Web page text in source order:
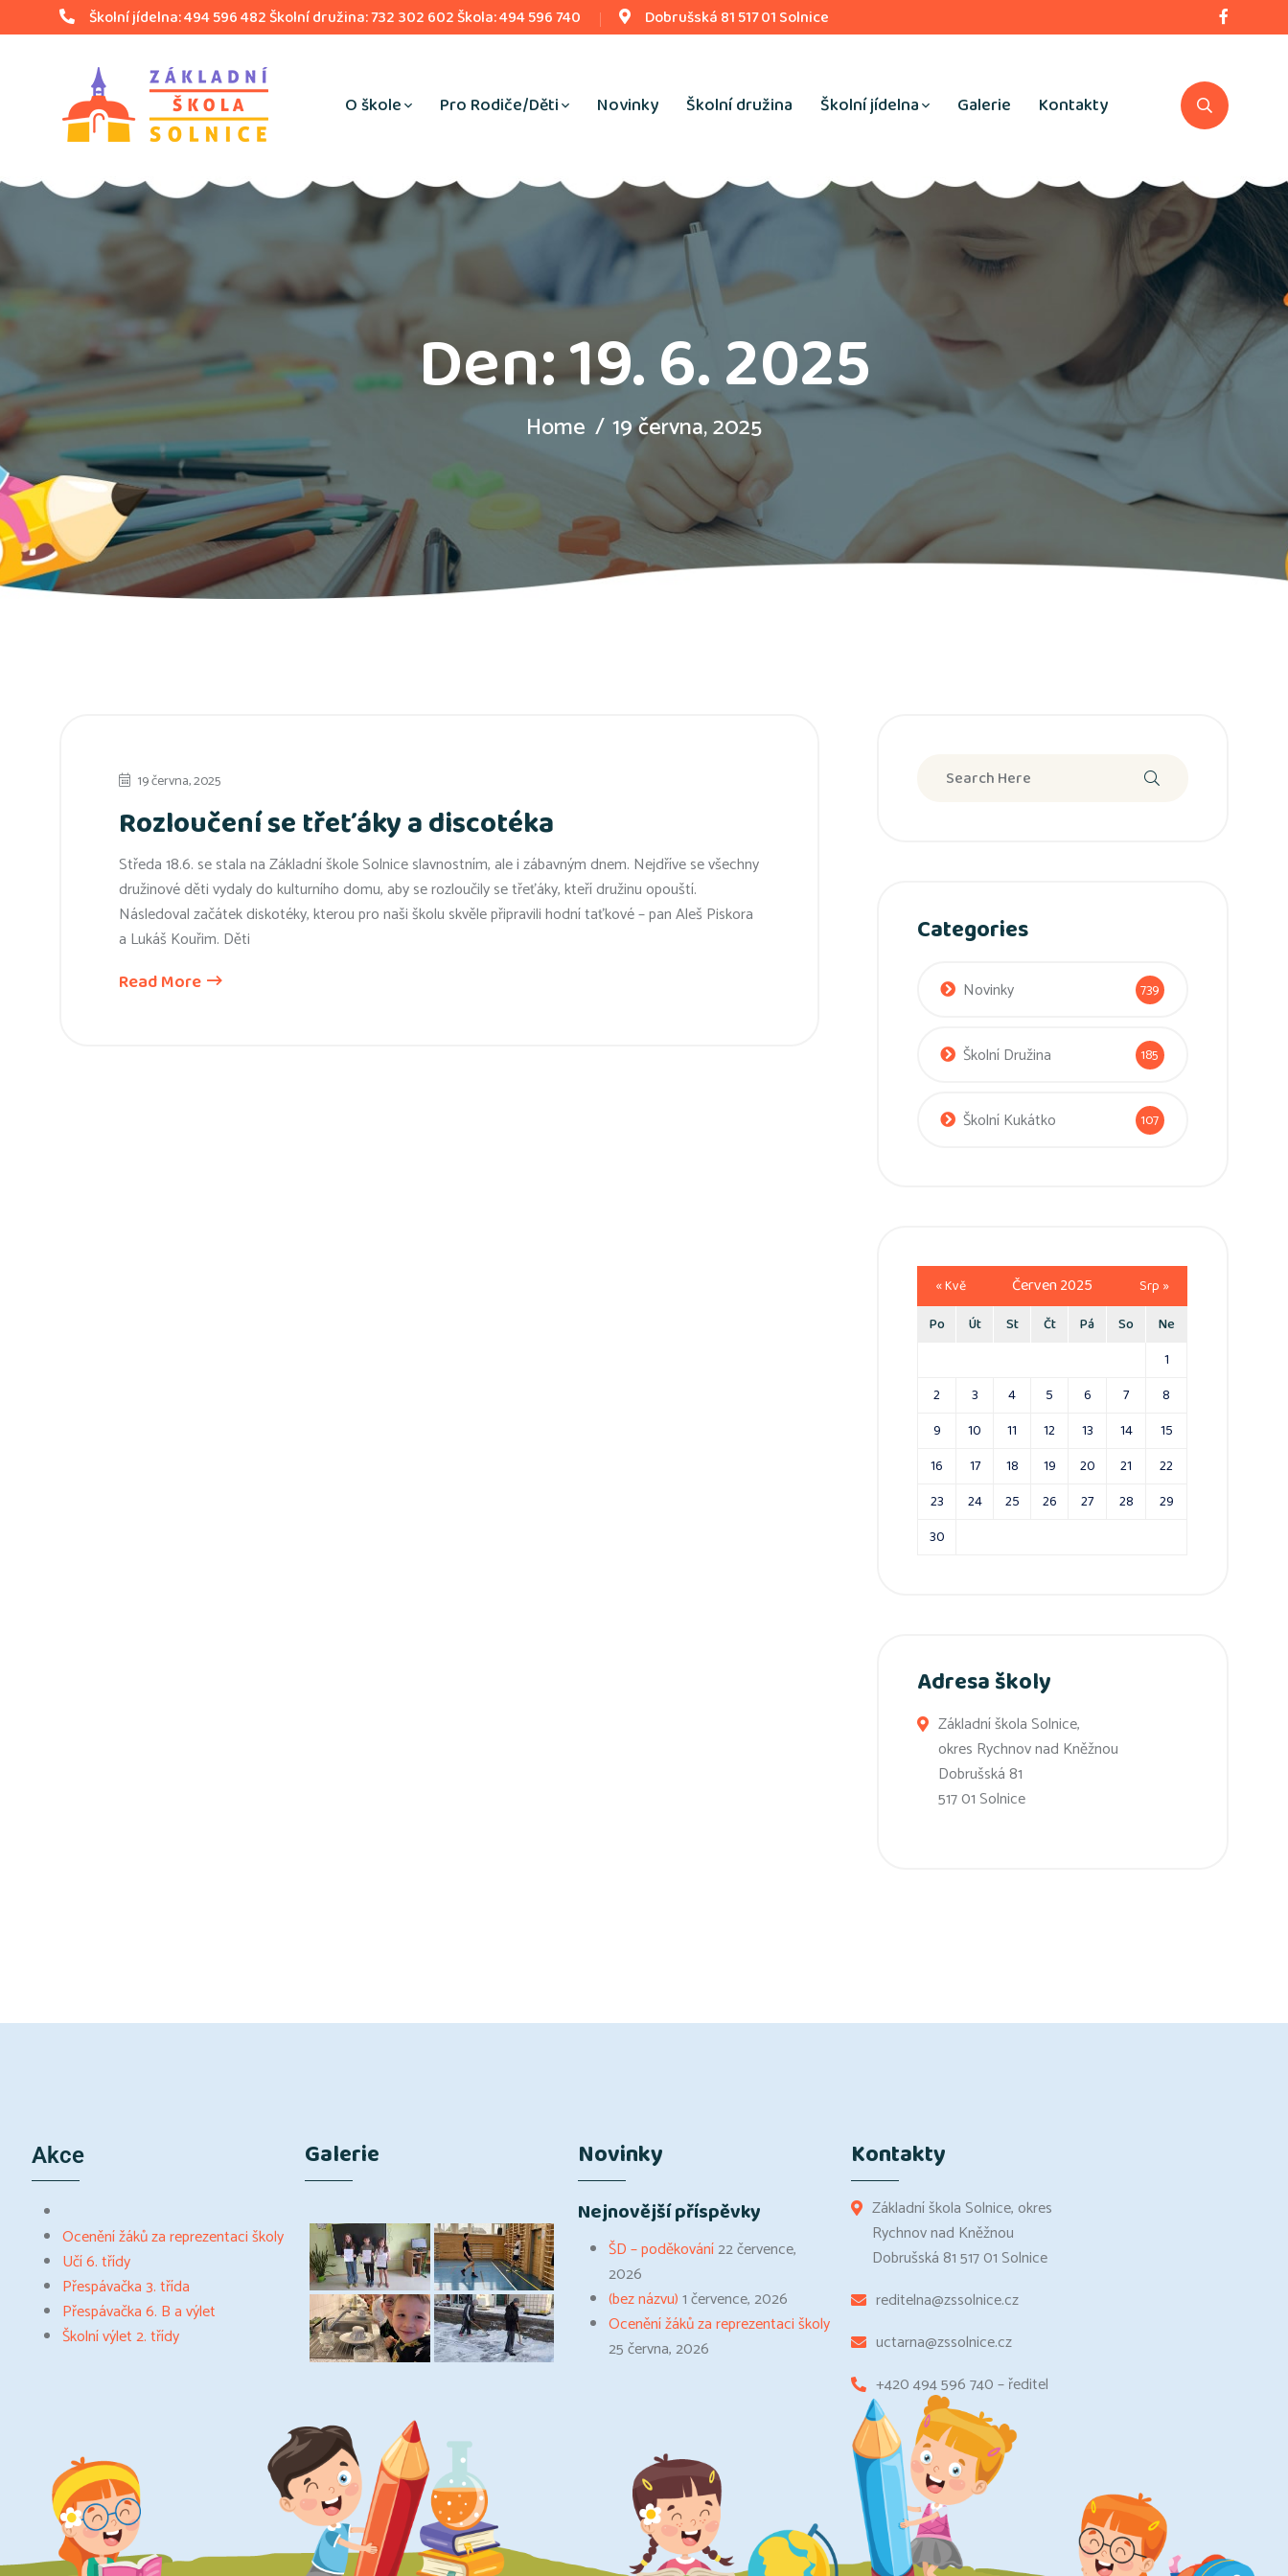
Školní jídelna: 494 596 482 Školní družina: 732 302 602 Škola: 494 596 740 Dobrušská 81 517 01 Solnice
O škole Pro Rodiče/Děti Novinky Školní družina Školní jídelna Galerie Kontakty
Den:19. 6. 2025
Home 19 června, 2025
19 června, 2025
Rozloučení se třeťáky a discotéka
Středa 18.6. se stala na Základní škole Solnice slavnostním, ale i zábavným dnem. Nejdříve se všechny
družinové děti vydaly do kulturního domu, aby se rozloučily se třeťáky, kteří družinu opouští.
Následoval začátek diskotéky, kterou pro naši školu skvěle připravili hodní taťkové – pan Aleš Piskora
a Lukáš Kouřim. Děti
Read More
Categories
Novinky 739
Školní Družina 185
Školní Kukátko 107
Červen 2025
Po Út St Čt Pá So
Ne
1
2
3 4 5 6 7
8
9
10 11 12 13 14
15
16
17 18 19 20 21
22
23
24 25 26 27 28
29
30
« Kvě Srp »
Adresa školy
Základní škola Solnice,
okres Rychnov nad Kněžnou
Dobrušská 81
517 01 Solnice
Akce
Ocenění žáků za reprezentaci školy
Učí 6. třídy
Přespávačka 3. třída
Přespávačka 6. B a výlet
Školní výlet 2. třídy
Galerie Novinky
Nejnovější příspěvky
ŠD – poděkování22 července,
2026
(bez názvu)1 července, 2026
Ocenění žáků za reprezentaci školy
25 června, 2026
Kontakty
Základní škola Solnice, okres
Rychnov nad Kněžnou
Dobrušská 81 517 01 Solnice
reditelna@zssolnice.cz
uctarna@zssolnice.cz
+420 494 596 740 – ředitel